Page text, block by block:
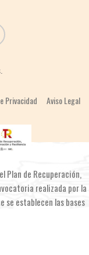
Privacidad Aviso Legal
Plan de Recuperación,
realizada por la
se establecen las bases